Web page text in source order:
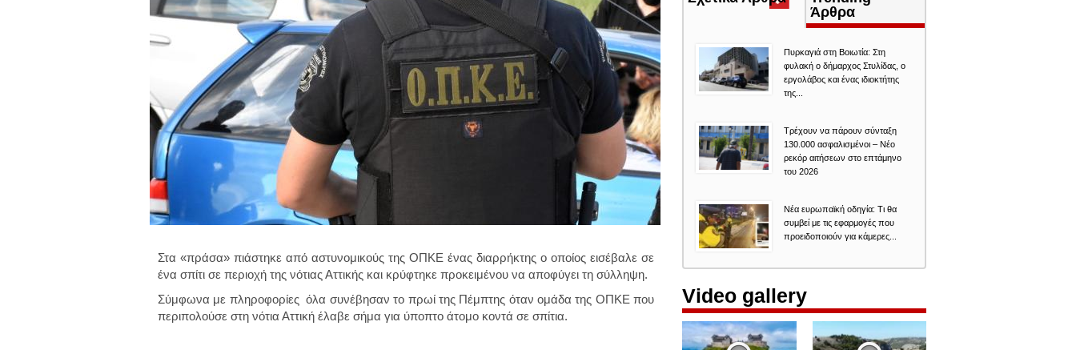
Στα «πράσα» πιάστηκε από αστυνομικούς της ΟΠΚΕ ένας διαρρήκτης ο οποίος εισέβαλε σε
ένα σπίτι σε περιοχή της νότιας Αττικής και κρύφτηκε προκειμένου να αποφύγει τη σύλληψη.
Σύμφωνα με πληροφορίες όλα συνέβησαν το πρωί της Πέμπτης όταν ομάδα της ΟΠΚΕ που
περιπολούσε στη νότια Αττική έλαβε σήμα για ύποπτο άτομο κοντά σε σπίτια.
καρτέλα)
Άρθρα
Πυρκαγιά στη Βοιωτία: Στη
φυλακή ο δήμαρχος Στυλίδας, ο
εργολάβος και ένας ιδιοκτήτης
της...
Τρέχουν να πάρουν σύνταξη
130.000 ασφαλισμένοι – Νέο
ρεκόρ αιτήσεων στο επτάμηνο
του 2026
Νέα ευρωπαϊκή οδηγία: Τι θα
συμβεί με τις εφαρμογές που
προειδοποιούν για κάμερες...
Video gallery